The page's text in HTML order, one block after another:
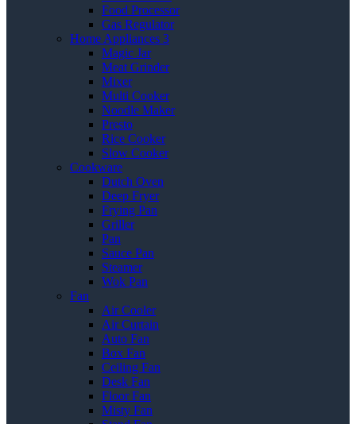
Food Processor
Gas Regulator
Home Appliances 3
Magic Jar
Meat Grinder
Mixer
Multi Cooker
Noodle Maker
Presto
Rice Cooker
Slow Cooker
Cookware
Dutch Oven
Deep Fryer
Frying Pan
Griller
Pan
Sauce Pan
Steamer
Wok Pan
Fan
Air Cooler
Air Curtain
Auto Fan
Box Fan
Ceiling Fan
Desk Fan
Floor Fan
Misty Fan